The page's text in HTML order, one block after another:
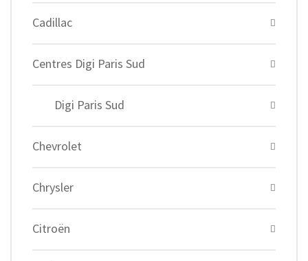
Cadillac
Centres Digi Paris Sud
Digi Paris Sud
Chevrolet
Chrysler
Citroën